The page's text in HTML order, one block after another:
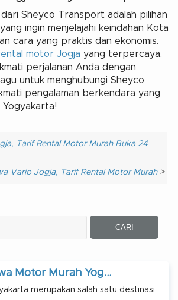
Sheyco Transport adalah pilihan
ingin menjelajahi keindahan Kota
cara yang praktis dan ekonomis.
motor Jogja yang terpercaya,
perjalanan Anda dengan
untuk menghubungi Sheyco
pengalaman berkendara yang
Yogyakarta!
Tarif Rental Motor Murah Buka 24
Vario Jogja, Tarif Rental Motor Murah>
Motor Murah Yog...
merupakan salah satu destinasi